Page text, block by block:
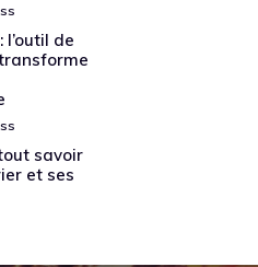
de
savoir
et ses